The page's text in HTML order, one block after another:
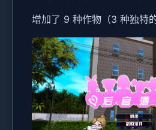
增加了 9 种作物（3 种独特